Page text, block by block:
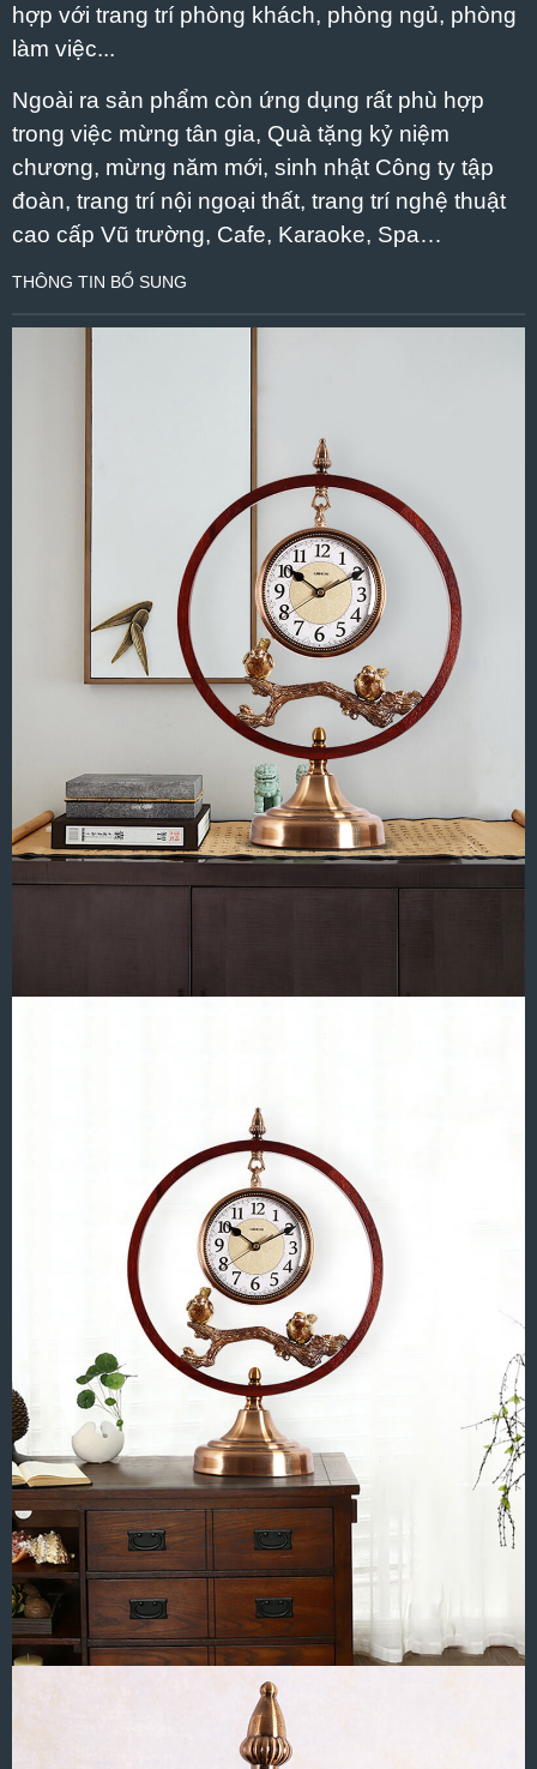
hợp với trang trí phòng khách, phòng ngủ, phòng
làm việc...
Ngoài ra sản phẩm còn ứng dụng rất phù hợp
trong việc mừng tân gia, Quà tặng kỷ niệm
chương, mừng năm mới, sinh nhật Công ty tập
đoàn, trang trí nội ngoại thất, trang trí nghệ thuật
cao cấp Vũ trường, Cafe, Karaoke, Spa…
THÔNG TIN BỔ SUNG